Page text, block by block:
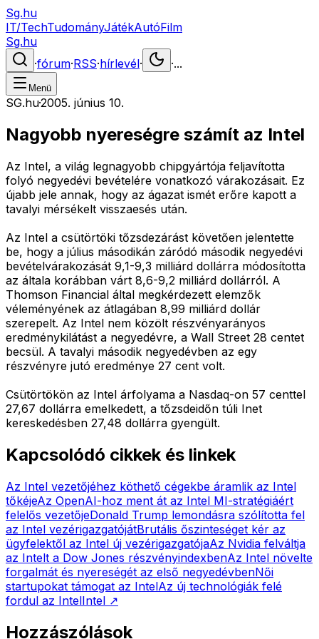
Sg.hu
IT/TechTudományJátékAutóFilm
Sg.hu
·fórum·RSS·hírlevél· ·...
Menü
SG.hu·2005. június 10.
Nagyobb nyereségre számít az Intel
Az Intel, a világ legnagyobb chipgyártója feljavította
folyó negyedévi bevételére vonatkozó várakozásait. Ez
újabb jele annak, hogy az ágazat ismét erőre kapott a
tavalyi mérsékelt visszaesés után.
Az Intel a csütörtöki tőzsdezárást követően jelentette
be, hogy a július másodikán záródó második negyedévi
bevételvárakozását 9,1-9,3 milliárd dollárra módosította
az általa korábban várt 8,6-9,2 milliárd dollárról. A
Thomson Financial által megkérdezett elemzők
véleményének az átlagában 8,99 milliárd dollár
szerepelt. Az Intel nem közölt részvényarányos
eredménykilátást a negyedévre, a Wall Street 28 centet
becsül. A tavalyi második negyedévben az egy
részvényre jutó eredménye 27 cent volt.
Csütörtökön az Intel árfolyama a Nasdaq-on 57 centtel
27,67 dollárra emelkedett, a tőzsdeidőn túli Inet
kereskedésben 27,48 dollárra gyengült.
Kapcsolódó cikkek és linkek
Az Intel vezetőjéhez köthető cégekbe áramlik az Intel
tőkéjeAz OpenAI-hoz ment át az Intel MI-stratégiáért
felelős vezetőjeDonald Trump lemondásra szólította fel
az Intel vezérigazgatójátBrutális őszinteséget kér az
ügyfelektől az Intel új vezérigazgatójaAz Nvidia felváltja
az Intelt a Dow Jones részvényindexbenAz Intel növelte
forgalmát és nyereségét az első negyedévbenNői
startupokat támogat az IntelAz új technológiák felé
fordul az IntelIntel ↗
Hozzászólások